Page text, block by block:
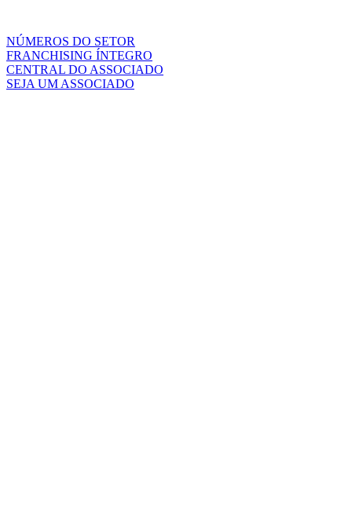
NÚMEROS DO SETOR
FRANCHISING ÍNTEGRO
CENTRAL DO ASSOCIADO
SEJA UM ASSOCIADO